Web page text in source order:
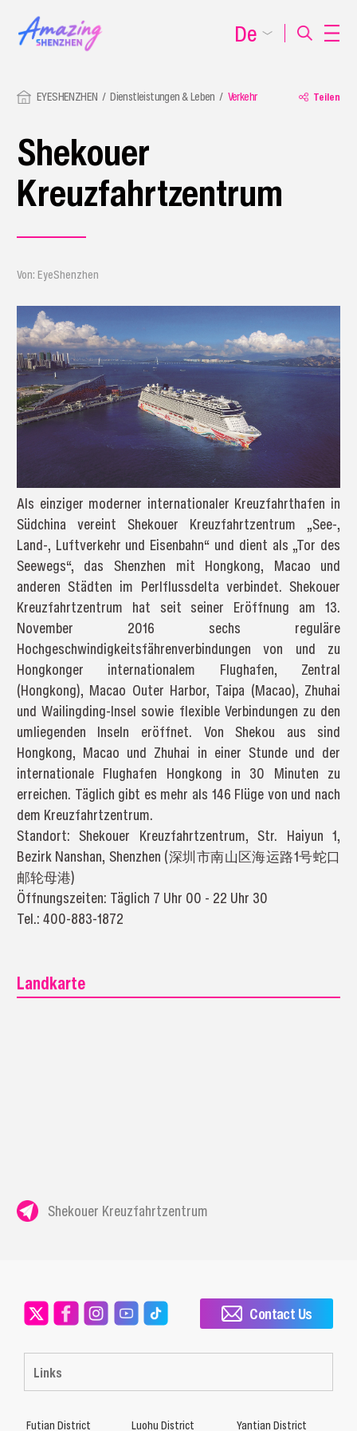
EYESHENZHEN Dienstleistungen & Leben Verkehr Teilen
Shekouer
Kreuzfahrtzentrum
Von: EyeShenzhen
Als einziger moderner internationaler Kreuzfahrthafen in
Südchina vereint Shekouer Kreuzfahrtzentrum „See-,
Land-, Luftverkehr und Eisenbahn“ und dient als „Tor des
Seewegs“, das Shenzhen mit Hongkong, Macao und
anderen Städten im Perlflussdelta verbindet. Shekouer
Kreuzfahrtzentrum hat seit seiner Eröffnung am 13.
November 2016 sechs reguläre
Hochgeschwindigkeitsfährenverbindungen von und zu
Hongkonger internationalem Flughafen, Zentral
(Hongkong), Macao Outer Harbor, Taipa (Macao), Zhuhai
und Wailingding-Insel sowie flexible Verbindungen zu den
umliegenden Inseln eröffnet. Von Shekou aus sind
Hongkong, Macao und Zhuhai in einer Stunde und der
internationale Flughafen Hongkong in 30 Minuten zu
erreichen. Täglich gibt es mehr als 146 Flüge von und nach
dem Kreuzfahrtzentrum.
Standort: Shekouer Kreuzfahrtzentrum, Str. Haiyun 1,
Bezirk Nanshan, Shenzhen (深圳市南山区海运路1号蛇口
邮轮母港)
Öffnungszeiten: Täglich 7 Uhr 00 - 22 Uhr 30
Tel.: 400-883-1872
Landkarte
Shekouer Kreuzfahrtzentrum
De
Links
Contact Us
Futian District Luohu District Yantian District